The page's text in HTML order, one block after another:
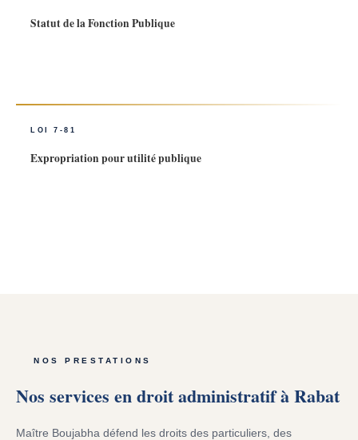
Statut de la Fonction Publique
LOI 7-81
Expropriation pour utilité publique
NOS PRESTATIONS
Nos services en droit administratif à Rabat
Maître Boujabha défend les droits des particuliers, des